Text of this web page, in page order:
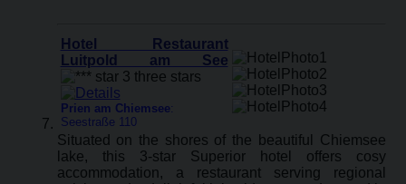
Hotel Restaurant
Luitpold am See
Prien am Chiemsee:
Seestraße 110
Situated on the shores of the beautiful Chiemsee
lake, this 3-star Superior hotel offers cosy
accommodation, a restaurant serving regional